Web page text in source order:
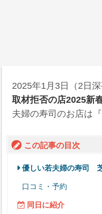
2025年1月3日 （2日
取材拒否の店2025新
夫婦の寿司のお店は『
この記事の目次
優しい若夫婦の寿司
口コミ・予約
同日に紹介